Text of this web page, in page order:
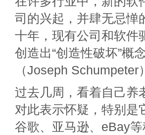
司的兴起，并肆无忌惮
十年，现有公司和软件
创造出“创造性破坏”概
（Joseph
过去几周，看着自己养
对此表示怀疑，特别是
谷歌、亚马逊、eBay